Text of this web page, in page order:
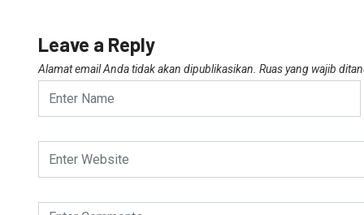
Leave a Reply
Alamat email Anda tidak akan dipublikasikan. Ruas yang wajib